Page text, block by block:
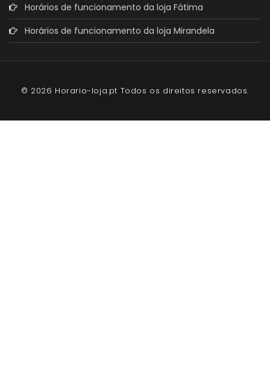
Horários de funcionamento da loja Fátima
Horários de funcionamento da loja Mirandela
© 2026 Horario-loja.pt Todos os direitos reservados.